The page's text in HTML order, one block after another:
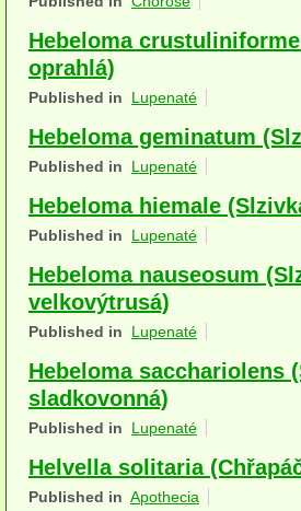
podle typu plodnic
mykorhizni
terestrické saprotrofní
fungikolní
šišky, plody, květy
koprofilní
lichenizované
muscikolni
Hebeloma
oprahlá)
Published in Lupenaté
Hebeloma geminatum
Published in Lupenaté
Hebeloma hiemale
Published in Lupenaté
Hebeloma nauseosum
velkovýtrusá)
Published in Lupenaté
Hebeloma sacchariolens
sladkovonná)
Published in Lupenaté
Helvella solitaria
Published in Apothecia